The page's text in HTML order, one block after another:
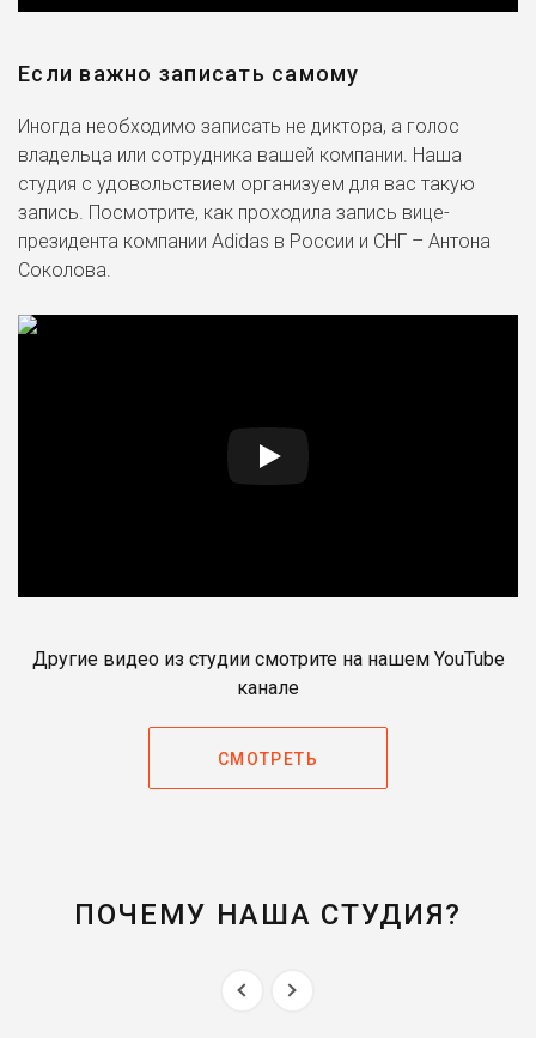
Если важно записать самому
Иногда необходимо записать не диктора, а голос
владельца или сотрудника вашей компании. Наша
студия с удовольствием организуем для вас такую
запись. Посмотрите, как проходила запись вице-
президента компании Adidas в России и СНГ – Антона
Соколова.
Другие видео из студии смотрите на нашем YouTube
канале
СМОТРЕТЬ
ПОЧЕМУ НАША СТУДИЯ?